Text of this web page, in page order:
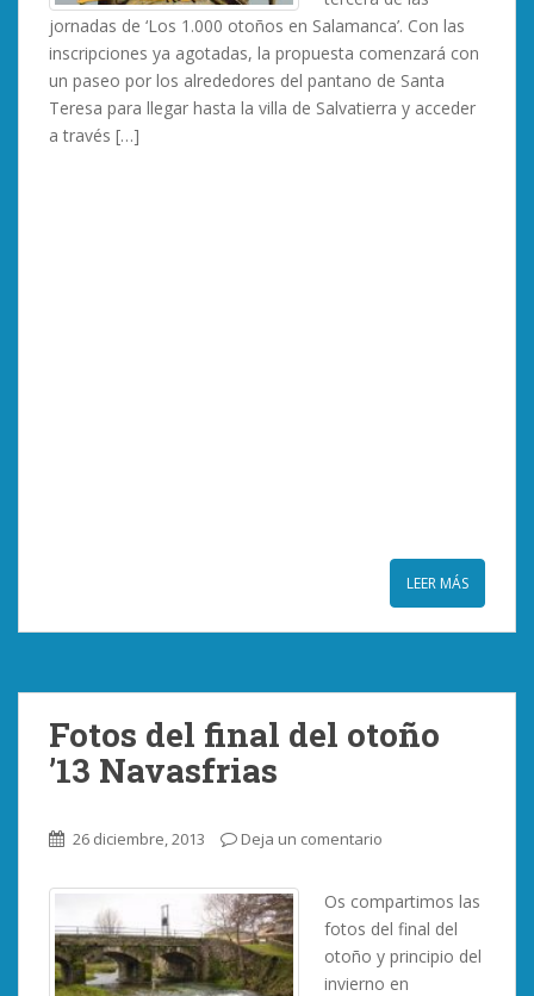
jornadas de ‘Los 1.000 otoños en Salamanca’. Con las
inscripciones ya agotadas, la propuesta comenzará con
un paseo por los alrededores del pantano de Santa
Teresa para llegar hasta la villa de Salvatierra y acceder
a través […]
LEER MÁS
Fotos del final del otoño
’13 Navasfrias
26 diciembre, 2013 Deja un comentario
Os compartimos las
fotos del final del
otoño y principio del
invierno en